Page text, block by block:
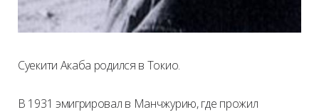
Суекити Акаба родился в Токио.
В 1931 эмигрировал в Манчжурию, где прожил